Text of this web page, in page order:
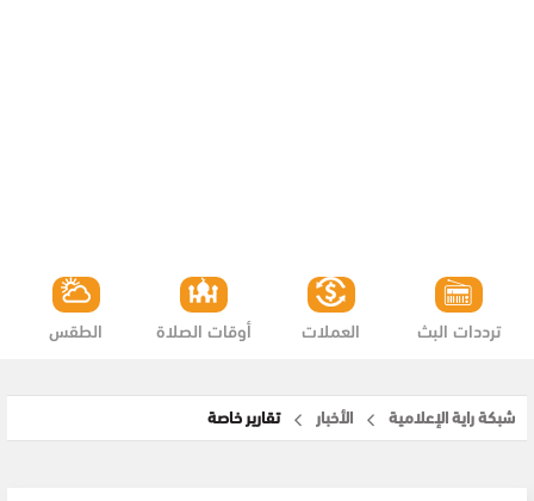
الطقس أوقات الصلاة العملات ترددات البث
شبكة راية الإعلامية الأخبار تقارير خاصة